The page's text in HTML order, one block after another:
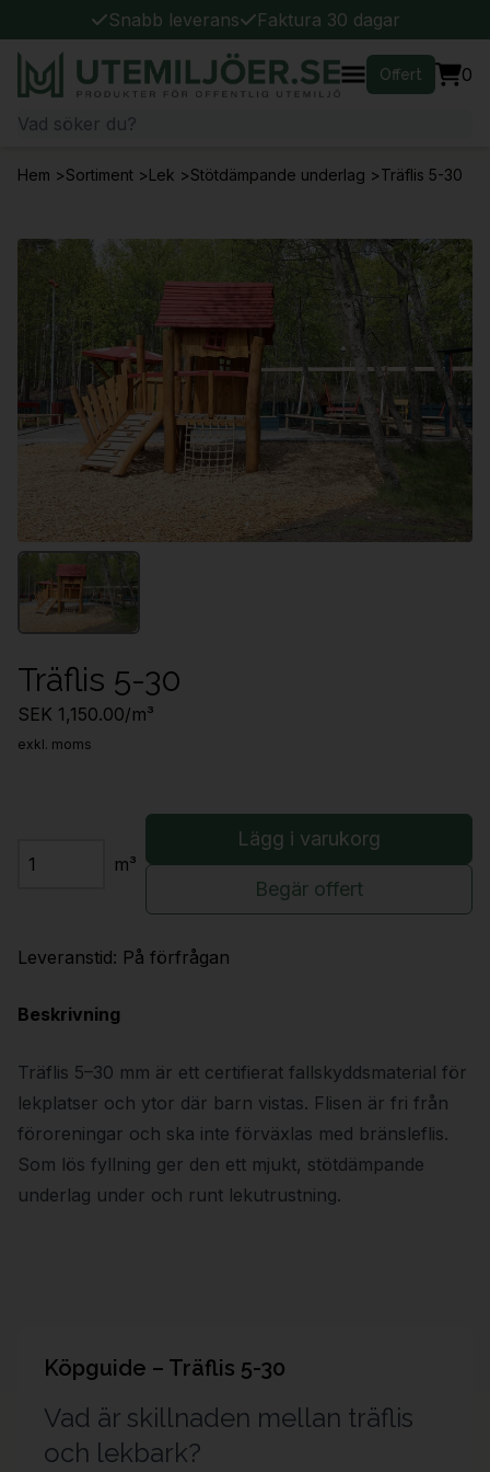
Snabb leverans Faktura 30 dagar
Offert 0
Hem >Sortiment >Lek >Stötdämpande underlag >Träflis 5-30
Träflis 5-30
SEK 1,150.00/m³
exkl. moms
Antal
m³
Lägg i varukorg
Begär offert
Leveranstid: På förfrågan
Beskrivning
Träflis 5–30 mm är ett certifierat fallskyddsmaterial för
lekplatser och ytor där barn vistas. Flisen är fri från
föroreningar och ska inte förväxlas med bränsleflis.
Som lös fyllning ger den ett mjukt, stötdämpande
underlag under och runt lekutrustning.
Köpguide – Träflis 5-30
Vad är skillnaden mellan träflis
och lekbark?